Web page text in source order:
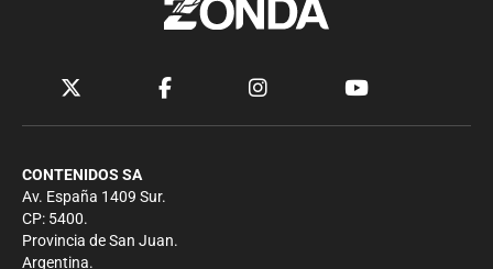
CONTENIDOS SA
Av. España 1409 Sur.
CP: 5400.
Provincia de San Juan.
Argentina.